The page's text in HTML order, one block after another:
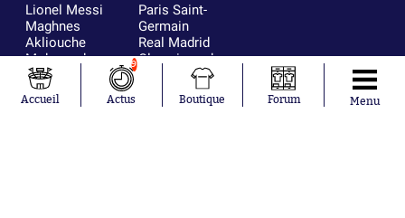
Lionel Messi
Maghnes
Akliouche
Mohamed
Salah
Neymar
Julián Álvarez
Paris Saint-
Germain
Real Madrid
Olympique de
Marseille
FC Barcelone
Accueil
9
Actus Boutique Forum Menu